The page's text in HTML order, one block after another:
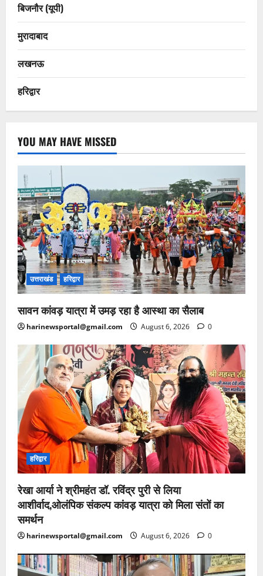
बिजनौर (यूपी)
मुरादाबाद
लखनऊ
हरिद्वार
YOU MAY HAVE MISSED
उत्तराखंड हरिद्वार
सावन कांवड़ यात्रा में उमड़ रहा है आस्था का सैलाब
harinewsportal@gmail.com August 6, 2026 0
हरिद्वार
रेखा आर्या ने श्रीमहंत डॉ. रविंद्र पुरी से लिया
आशीर्वाद,ओलंपिक संकल्प कांवड़ यात्रा को मिला संतों का
समर्थन
harinewsportal@gmail.com August 6, 2026 0